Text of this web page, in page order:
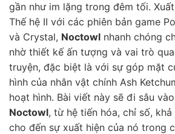
gần như im lặng trong đêm tối.
Thế hệ II với các phiên bản game
và Crystal, Noctowl nhanh chóng
nhờ thiết kế ấn tượng và vai trò
truyện, đặc biệt là với sự góp mặt
hình của nhân vật chính Ash
hoạt hình. Bài viết này sẽ đi sâu
Noctowl, từ hệ tiến hóa, chỉ số,
cho đến sự xuất hiện của nó trong